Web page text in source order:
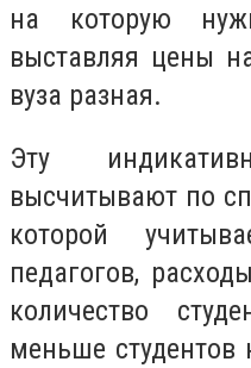
на которую
выставляя цены
вуза разная.
Эту
высчитывают по
которой
педагогов,
количество
меньше